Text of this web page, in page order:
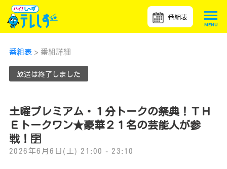
番組表
番組表 > 番組詳細
放送は終了しました
土曜プレミアム・１分トークの祭典！ＴＨ
Ｅトークワン★豪華２１名の芸能人が参
戦！🈑
2026年6月6日(土) 21:00 - 23:10